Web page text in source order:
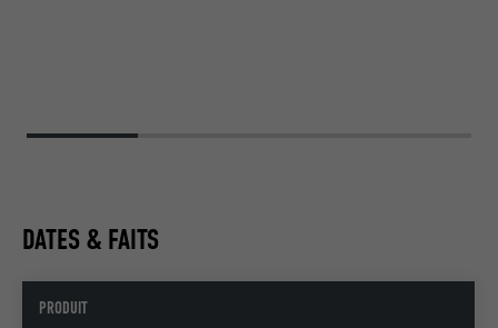
DATES & FAITS
PRODUIT